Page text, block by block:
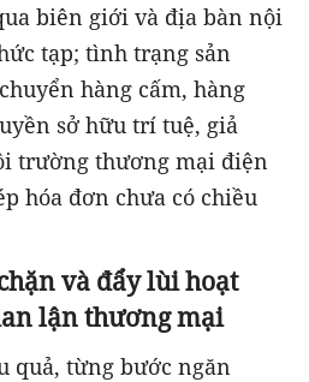
biên giới và địa bàn nội
tạp; tình trạng sản
hàng cấm, hàng
sở hữu trí tuệ, giả
trường thương mại điện
hóa đơn chưa có chiều
và đẩy lùi hoạt
lận thương mại
quả, từng bước ngăn